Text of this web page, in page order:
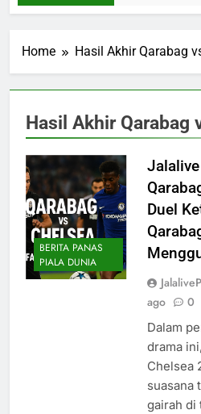
Home Hasil Akhir Qarabag
Hasil Akhir Qarabag
BERITA PANAS
PIALA DUNIA
Duel
ago
0
Dalam
drama
Chelsea
suasana
gairah di